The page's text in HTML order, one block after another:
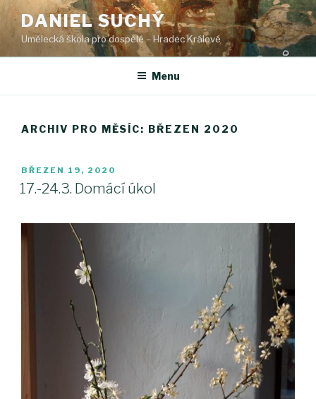
Přejít
obsahu
webu
DANIEL SUCHÝ
Umělecká škola pro dospělé – Hradec Králové
Menu
ARCHIV PRO MĚSÍC: BŘEZEN 2020
PUBLIKOVÁNO
BŘEZEN 19, 2020
17.-24.3. Domácí úkol